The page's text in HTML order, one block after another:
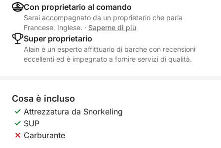
Con proprietario al comando
Sarai accompagnato da un proprietario che parla
Francese, Inglese. · Saperne di più
Super proprietario
Alain è un esperto affittuario di barche con recensioni
eccellenti ed è impegnato a fornire servizi di qualità.
Cosa è incluso
Attrezzatura da Snorkeling
SUP
Carburante